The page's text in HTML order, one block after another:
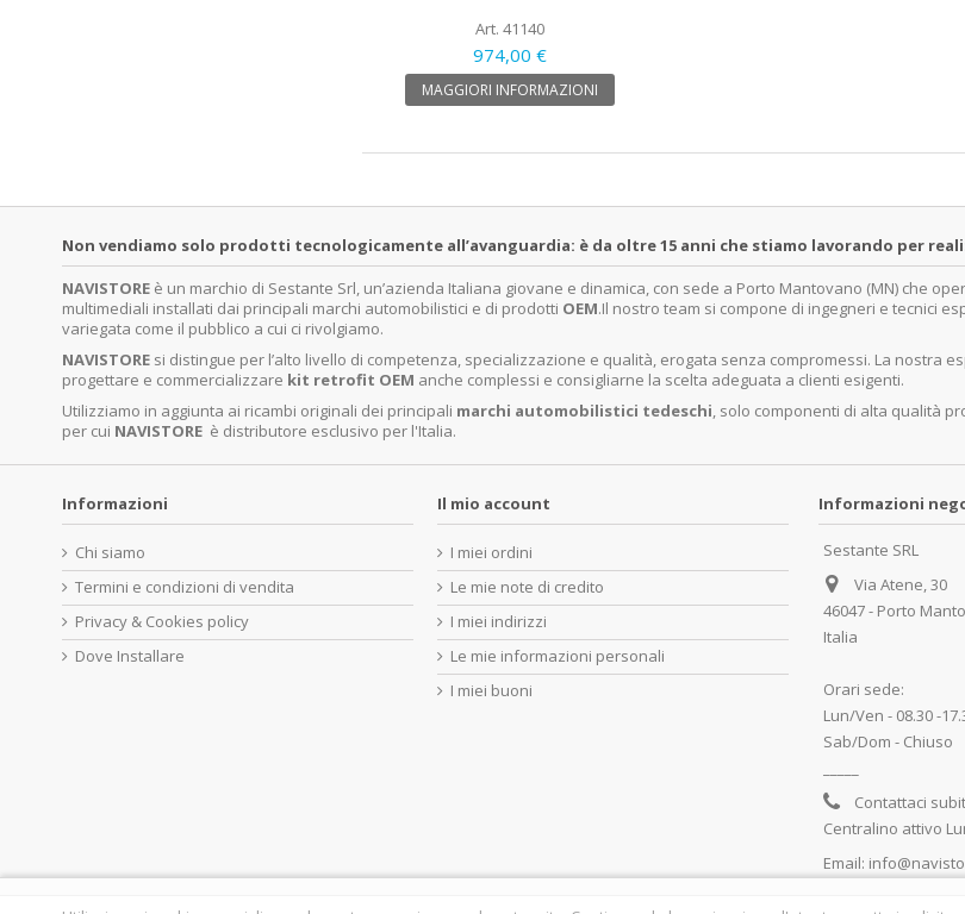
Art. 41140
974,00 €
MAGGIORI INFORMAZIONI
Non vendiamo solo prodotti tecnologicamente all’avanguardia: è da oltre 15 anni che stiamo lavorando per
NAVISTORE è un marchio di Sestante Srl, un’azienda Italiana giovane e dinamica, con sede a Porto Mantovano (MN) che
multimediali installati dai principali marchi automobilistici e di prodotti OEM.Il nostro team si compone di ingegneri e tecnici
variegata come il pubblico a cui ci rivolgiamo.
NAVISTORE si distingue per l’alto livello di competenza, specializzazione e qualità, erogata senza compromessi. La nostra
progettare e commercializzare kit retrofit OEM anche complessi e consigliarne la scelta adeguata a clienti esigenti.
Utilizziamo in aggiunta ai ricambi originali dei principali marchi automobilistici tedeschi, solo componenti di alta qualità
per cui NAVISTORE è distributore esclusivo per l'Italia.
Informazioni
Chi siamo
Termini e condizioni di vendita
Privacy & Cookies policy
Dove Installare
Il mio account
I miei ordini
Le mie note di credito
I miei indirizzi
Le mie informazioni personali
I miei buoni
Informazioni
Sestante SRL
Via Atene, 30
46047 - Porto
Italia
Orari sede:
Lun/Ven - 08.30 -
Sab/Dom - Chiuso
Contattaci
Centralino attivo
Email: